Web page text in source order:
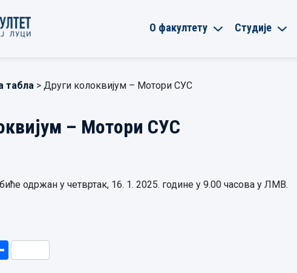
О факултету Студије
табла > Други колоквијум – Мотори СУС
– Мотори СУС
одржан у четвртак, 16. 1. 2025. године у 9.00 часова у ЛМВ.
Share